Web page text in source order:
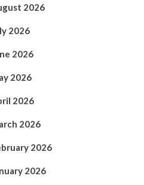
2026
2026
2026
2026
2026
2026
2026
2026